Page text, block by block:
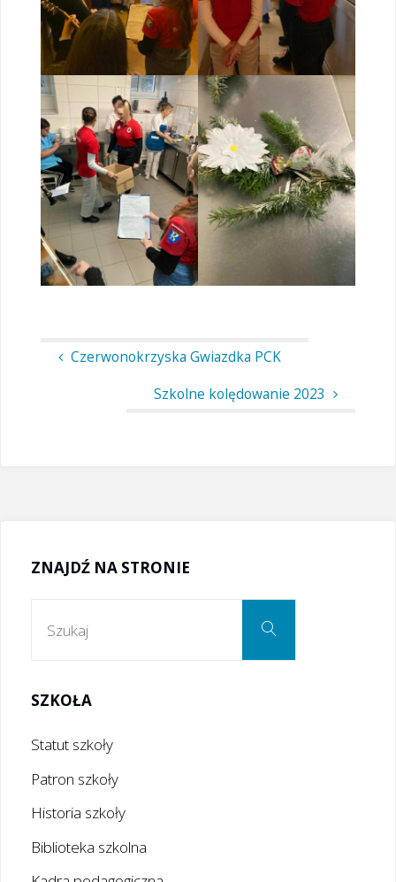
Czerwonokrzyska Gwiazdka PCK
Szkolne kolędowanie 2023
ZNAJDŹ NA STRONIE
Szukaj
SZKOŁA
Statut szkoły
Patron szkoły
Historia szkoły
Biblioteka szkolna